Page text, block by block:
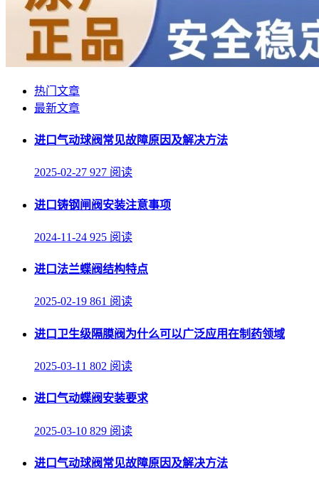
热门文章
最新文章
进口气动球阀常见故障原因及解决方法
2025-02-27 927 阅读
进口铸钢闸阀安装注意事项
2024-11-24 925 阅读
进口法兰蝶阀结构特点
2025-02-19 861 阅读
进口卫生级隔膜阀为什么可以广泛应用在制药领域
2025-03-11 802 阅读
进口气动蝶阀安装要求
2025-03-10 829 阅读
进口气动球阀常见故障原因及解决方法